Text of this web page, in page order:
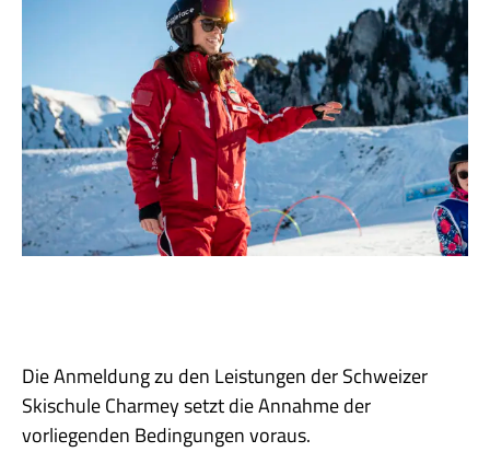
Die Anmeldung zu den Leistungen der Schweizer
Skischule Charmey setzt die Annahme der
vorliegenden Bedingungen voraus.